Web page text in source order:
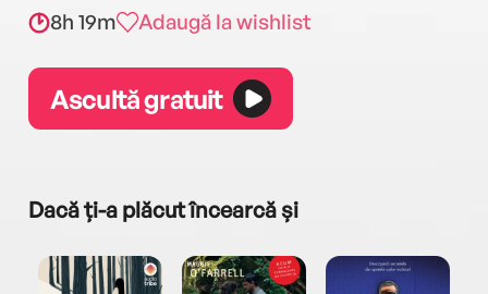
8h 19m Adaugă la wishlist
Ascultă gratuit
Dacă ți-a plăcut încearcă și